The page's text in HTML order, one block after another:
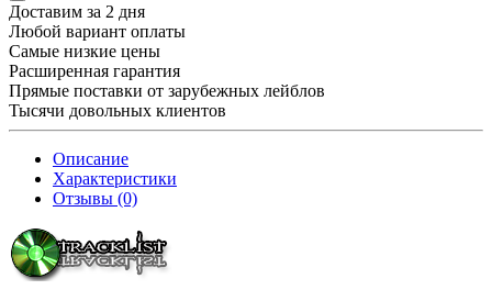
Доставим за 2 дня
Любой вариант оплаты
Самые низкие цены
Расширенная гарантия
Прямые поставки от зарубежных лейблов
Тысячи довольных клиентов
Описание
Характеристики
Отзывы (0)